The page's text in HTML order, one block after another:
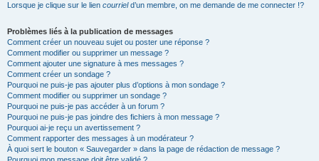
Lorsque je clique sur le lien courrield’un membre, on me demande de me connecter !?
Problèmes liés à la publication de messages
Comment créer un nouveau sujet ou poster une réponse ?
Comment modifier ou supprimer un message ?
Comment ajouter une signature à mes messages ?
Comment créer un sondage ?
Pourquoi ne puis-je pas ajouter plus d’options à mon sondage ?
Comment modifier ou supprimer un sondage ?
Pourquoi ne puis-je pas accéder à un forum ?
Pourquoi ne puis-je pas joindre des fichiers à mon message ?
Pourquoi ai-je reçu un avertissement ?
Comment rapporter des messages à un modérateur ?
À quoi sert le bouton « Sauvegarder » dans la page de rédaction de message ?